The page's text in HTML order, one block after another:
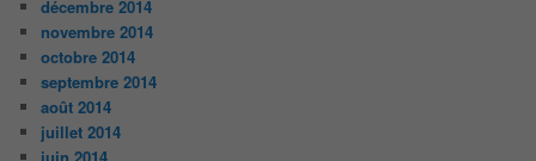
décembre 2014
novembre 2014
octobre 2014
septembre 2014
août 2014
juillet 2014
juin 2014